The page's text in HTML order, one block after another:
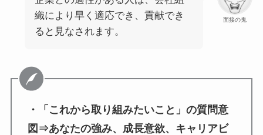
面接の鬼
織により早く適応でき、貢献でき
ると見なされます。
・「これから取り組みたいこと」の質問意
図⇒あなたの強み、成長意欲、キャリアビ